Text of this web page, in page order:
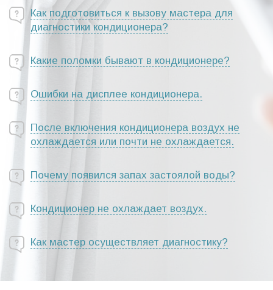
Как подготовиться к вызову мастера для
диагностики кондиционера?
Какие поломки бывают в кондиционере?
Ошибки на дисплее кондиционера.
После включения кондиционера воздух не
охлаждается или почти не охлаждается.
Почему появился запах застоялой воды?
Кондиционер не охлаждает воздух.
Как мастер осуществляет диагностику?